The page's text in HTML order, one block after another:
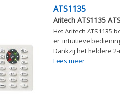
ATS1135
Aritech ATS1135
Het Aritech ATS1135
en intuïtieve
Dankzij het heldere 2-
Lees meer